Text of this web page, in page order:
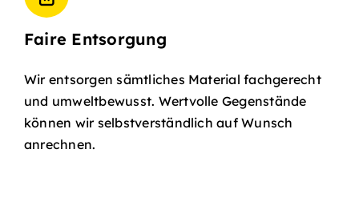
Faire Entsorgung
Wir entsorgen sämtliches Material fachgerecht
und umweltbewusst. Wertvolle Gegenstände
können wir selbstverständlich auf Wunsch
anrechnen.